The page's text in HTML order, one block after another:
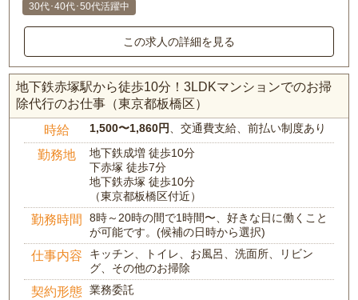
30代･40代･50代活躍中
この求人の詳細を見る
地下鉄赤塚駅から徒歩10分！3LDKマンションでのお掃
除代行のお仕事（東京都板橋区）
時給 1,500〜1,860円、交通費支給、前払い制度あり
勤務地
地下鉄成増 徒歩10分
下赤塚 徒歩7分
地下鉄赤塚 徒歩10分
（東京都板橋区付近）
勤務時間
8時～20時の間で1時間〜、好きな日に働くこと
が可能です。(候補の日時から選択)
仕事内容
キッチン、トイレ、お風呂、洗面所、リビン
グ、その他のお掃除
契約形態 業務委託